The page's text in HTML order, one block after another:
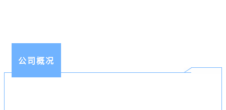
公司概况